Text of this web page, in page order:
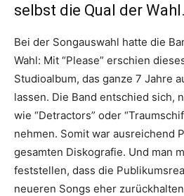
selbst die Qual der Wahl.
Bei der Songauswahl hatte die
Wahl: Mit “Please” erschien
Studioalbum, das ganze 7 Jahre
lassen. Die Band entschied sich,
wie “Detractors” oder
nehmen. Somit war ausreichend
gesamten Diskografie. Und man
feststellen, dass die
neueren Songs eher